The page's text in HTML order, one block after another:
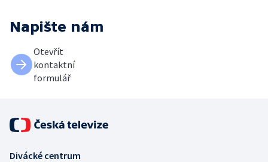
Napište nám
Otevřít
kontaktní
formulář
Divácké centrum